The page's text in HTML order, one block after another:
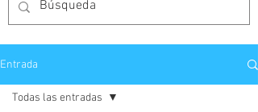
Entrada
Todas las entradas